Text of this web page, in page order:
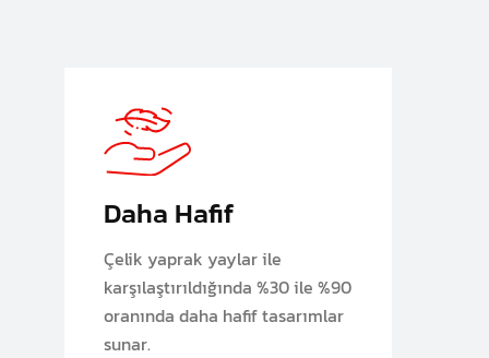
Daha Hafif
Çelik yaprak yaylar ile
karşılaştırıldığında %30 ile %90
oranında daha hafif tasarımlar
sunar.